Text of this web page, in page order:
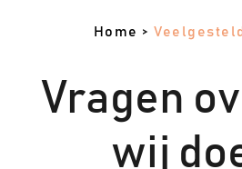
Home >
Vragen
wij